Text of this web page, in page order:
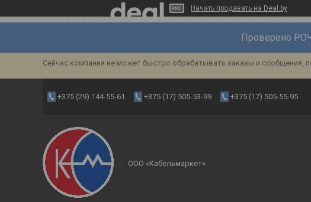
Начать продавать на Deal.by
Проверено
Сейчас компания не может быстро обрабатывать заказы и сообщения,
+375 (29) 144-55-61 +375 (17) 505-53-99 +375 (17) 505-55-95
ООО «Кабельмаркет»